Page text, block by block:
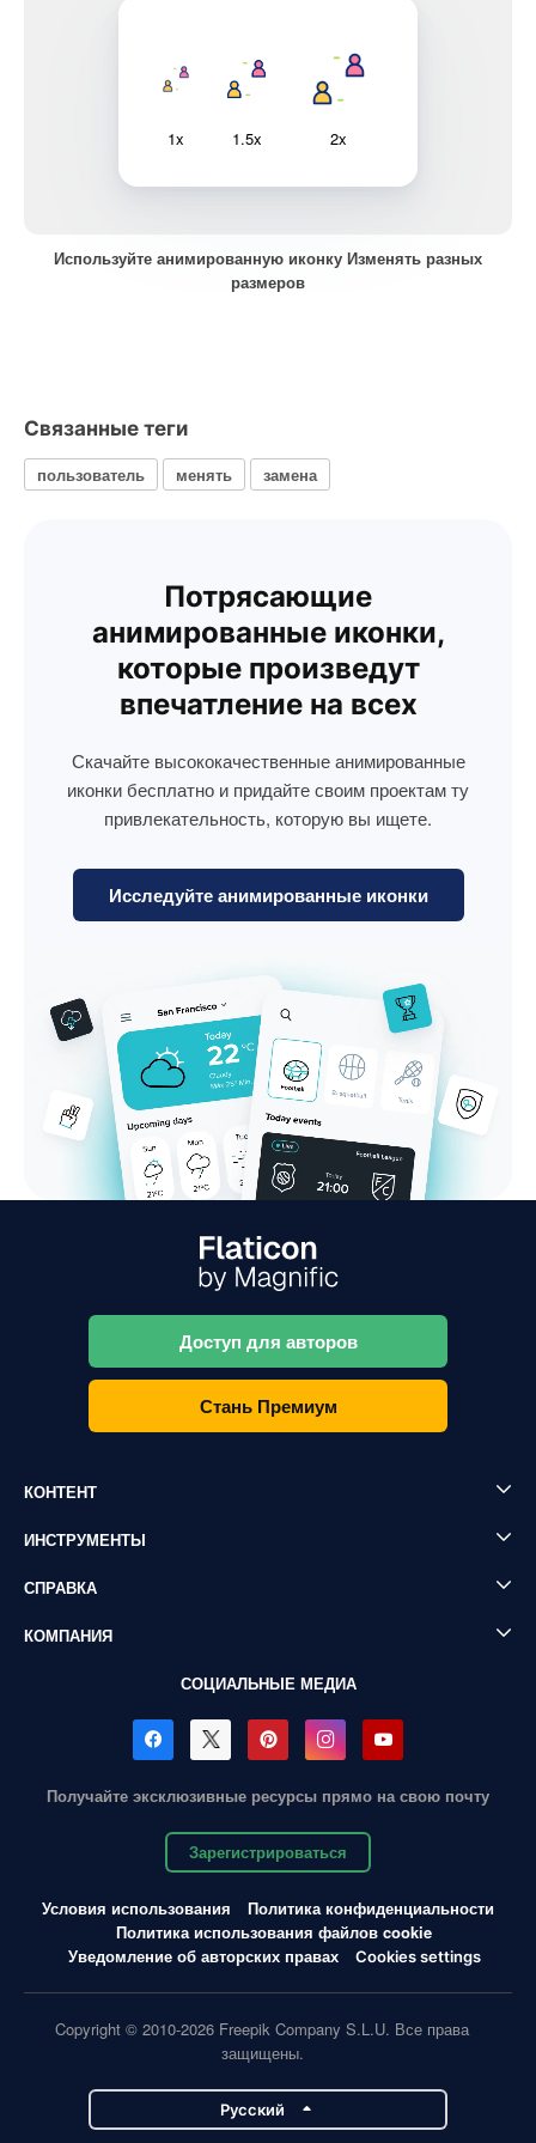
1x 1.5x 2x
Используйте анимированную иконку Изменять разных
размеров
Связанные теги
пользователь менять замена
Потрясающие
анимированные иконки,
которые произведут
впечатление на всех
Скачайте высококачественные анимированные
иконки бесплатно и придайте своим проектам ту
привлекательность, которую вы ищете.
Исследуйте анимированные иконки
Доступ для авторов
Стань Премиум
КОНТЕНТ
ИНСТРУМЕНТЫ
СПРАВКА
КОМПАНИЯ
СОЦИАЛЬНЫЕ МЕДИА
Получайте эксклюзивные ресурсы прямо на свою почту
Зарегистрироваться
Условия использования
Политика конфиденциальности
Политика использования файлов cookie
Уведомление об авторских правах
Cookies settings
Copyright © 2010-2026 Freepik Company S.L.U. Все права
защищены.
Pусский